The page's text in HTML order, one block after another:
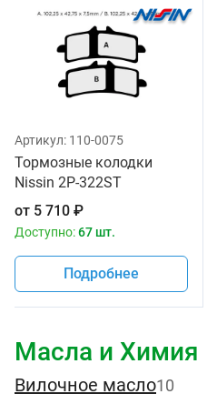
Артикул: 110-0075
Тормозные колодки
Nissin 2P-322ST
от 5 710 ₽
Доступно:67 шт.
Подробнее
Масла и Химия
Вилочное масло10